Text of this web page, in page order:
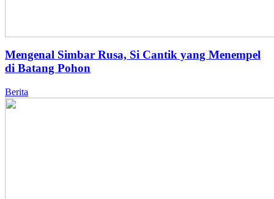
Mengenal Simbar Rusa, Si Cantik yang Menempel
di Batang Pohon
Berita